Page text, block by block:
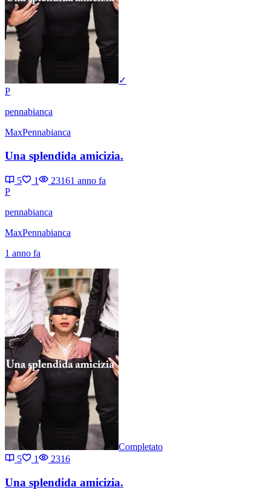
✓
P
pennabianca
MaxPennabianca
Una splendida amicizia.
5 1 23161 anno fa
P
pennabianca
MaxPennabianca
1 anno fa
Completato
5
1 2316
Una splendida amicizia.